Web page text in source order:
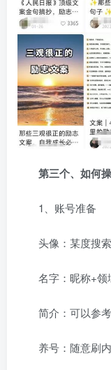
第三个、如何
1、账号准备
头像：某度搜
名字：昵称+领
简介：可以参
养号：随意刷